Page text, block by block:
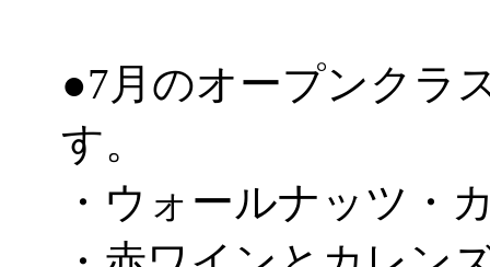
●7月のオープンクラ
す。
・ウォールナッツ・